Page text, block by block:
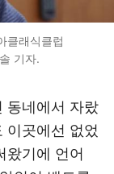
클래식클럽
기자.
동네에서 자랐
이곳에선 없었
왔기에 언어